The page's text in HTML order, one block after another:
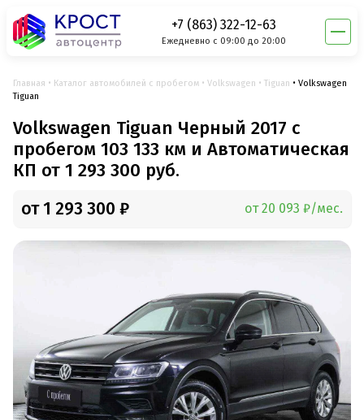
+7 (863) 322-12-63
Ежедневно с 09:00 до 20:00
Главная Каталог автомобилей с пробегом Volkswagen Tiguan
Volkswagen
Tiguan
Volkswagen Tiguan Черный 2017 с
пробегом 103 133 км и Автоматическая
КП от 1 293 300 руб.
от 1 293 300 ₽ от 20 093 ₽/мес.